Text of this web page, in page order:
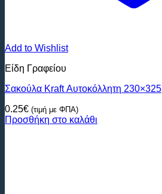
Add to Wishlist
Είδη Γραφείου
Σακούλα Kraft Αυτοκόλλητη 230×325
0.25€ (τιμή με ΦΠΑ)
Προσθήκη στο καλάθι